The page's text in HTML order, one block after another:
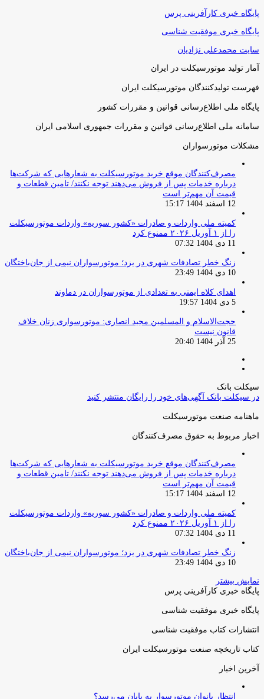
پایگاه خبری کارآفرینی پرس
پایگاه خبری موفقیت شناسی
سایت محمدعلی نژادیان
آمار تولید موتورسیکلت در ایران
فهرست تولیدکنندگان موتورسیکلت ایران
پایگاه ملی اطلاع‌رسانی قوانین و مقررات کشور
سامانه ملی اطلاع‌رسانی قوانین و مقررات جمهوری اسلامی ایران
مشکلات موتورسواران
مصرف‌کنندگان موقع خرید موتورسیکلت به شعارهایی که شرکت‌ها
درباره خدمات پس از فروش می‌دهند توجه نکنند/ تامین قطعات و
قیمت آن مهم‌تر است
12 اسفند 1404 15:17
کمیته ملی واردات و صادرات «کشور سوریه» واردات موتورسیکلت
را از ۱ آوریل ۲۰۲۶ ممنوع کرد
11 دی 1404 07:32
زنگ خطر تصادفات شهری در یزد؛ موتورسواران نیمی از جان‌باختگان
10 دی 1404 23:49
اهدای کلاه ایمنی به تعدادی از موتورسواران در دماوند
5 دی 1404 19:57
حجت‌الاسلام و المسلمین مجید انصاری: موتورسواری زنان خلاف
قانون نیست
25 آذر 1404 20:40
سیکلت بانک
در سیکلت بانک آگهی‌های خود را رایگان منتشر کنید
ماهنامه صنعت موتورسیکلت
اخبار مربوط به حقوق مصرف‌کنندگان
مصرف‌کنندگان موقع خرید موتورسیکلت به شعارهایی که شرکت‌ها
درباره خدمات پس از فروش می‌دهند توجه نکنند/ تامین قطعات و
قیمت آن مهم‌تر است
12 اسفند 1404 15:17
کمیته ملی واردات و صادرات «کشور سوریه» واردات موتورسیکلت
را از ۱ آوریل ۲۰۲۶ ممنوع کرد
11 دی 1404 07:32
زنگ خطر تصادفات شهری در یزد؛ موتورسواران نیمی از جان‌باختگان
10 دی 1404 23:49
نمایش بیشتر
پایگاه خبری کارآفرینی پرس
پایگاه خبری موفقیت شناسی
انتشارات کتاب موفقیت شناسی
کتاب تاریخچه صنعت موتورسیکلت ایران
آخرین اخبار
انتظار بانوان موتورسوار به پایان می‌رسد؟